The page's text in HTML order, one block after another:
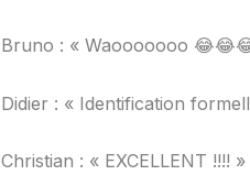
Bruno : « Waooooooo
Didier : « Identification
Christian : « EXCELLENT !!!! »